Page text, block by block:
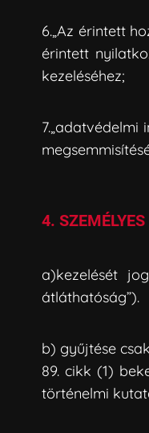
6.„Az érintett
érintett
kezeléséhez;
4.
a)kezelését
átláthatóság”).
b) gyűjtése
89. cikk (1)
történelmi